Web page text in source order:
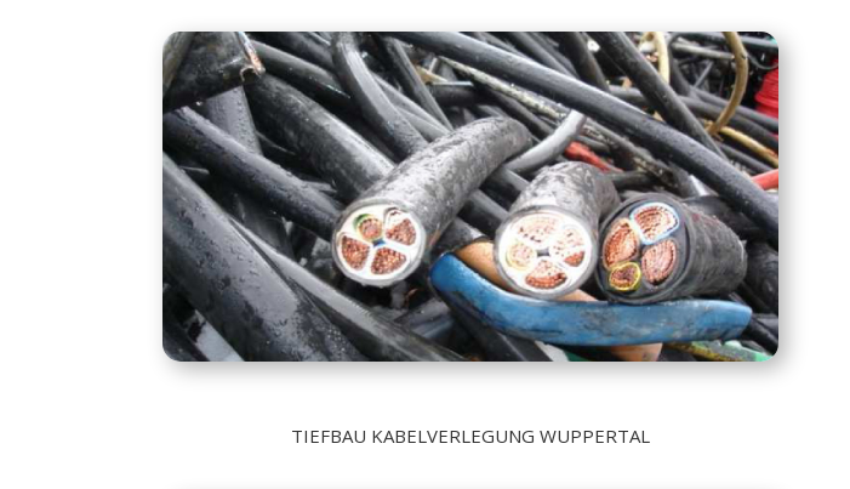
TIEFBAU KABELVERLEGUNG WUPPERTAL